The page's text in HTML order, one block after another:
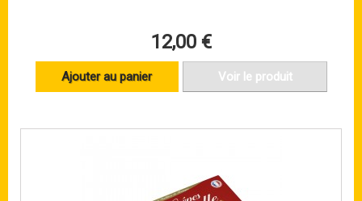
12,00 €
Ajouter au panier Voir le produit